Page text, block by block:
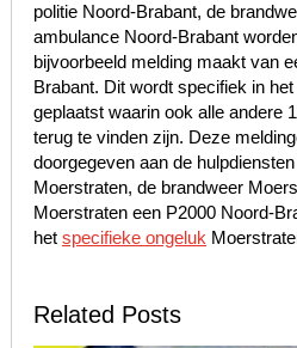
politie Noord-Brabant, de
ambulance Noord-Brabant
bijvoorbeeld melding maakt van
Brabant. Dit wordt specifiek in
geplaatst waarin ook alle andere
terug te vinden zijn. Deze
doorgegeven aan de
Moerstraten, de brandweer
Moerstraten een P2000 Noord-
het specifieke ongeluk
Related Posts